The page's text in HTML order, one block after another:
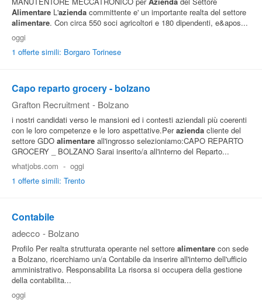
Alimentare L'azienda committente e' un importante realta del settore
alimentare. Con circa 550 soci agricoltori e 180 dipendenti, e&apos...
oggi
1 offerte simili: Borgaro Torinese
Capo reparto grocery - bolzano
Grafton Recruitment - Bolzano
i nostri candidati verso le mansioni ed i contesti aziendali più coerenti
con le loro competenze e le loro aspettative.Perazienda cliente del
settore GDO alimentare all'ingrosso selezioniamo:CAPO REPARTO
GROCERY _ BOLZANO Sarai inserito/a all'interno del Reparto...
whatjobs.com - oggi
1 offerte simili: Trento
Contabile
adecco - Bolzano
Profilo Per realta strutturata operante nel settore alimentare con sede
a Bolzano, ricerchiamo un/a Contabile da inserire all'interno dell'ufficio
amministrativo. Responsabilita La risorsa si occupera della gestione
della contabilita...
oggi